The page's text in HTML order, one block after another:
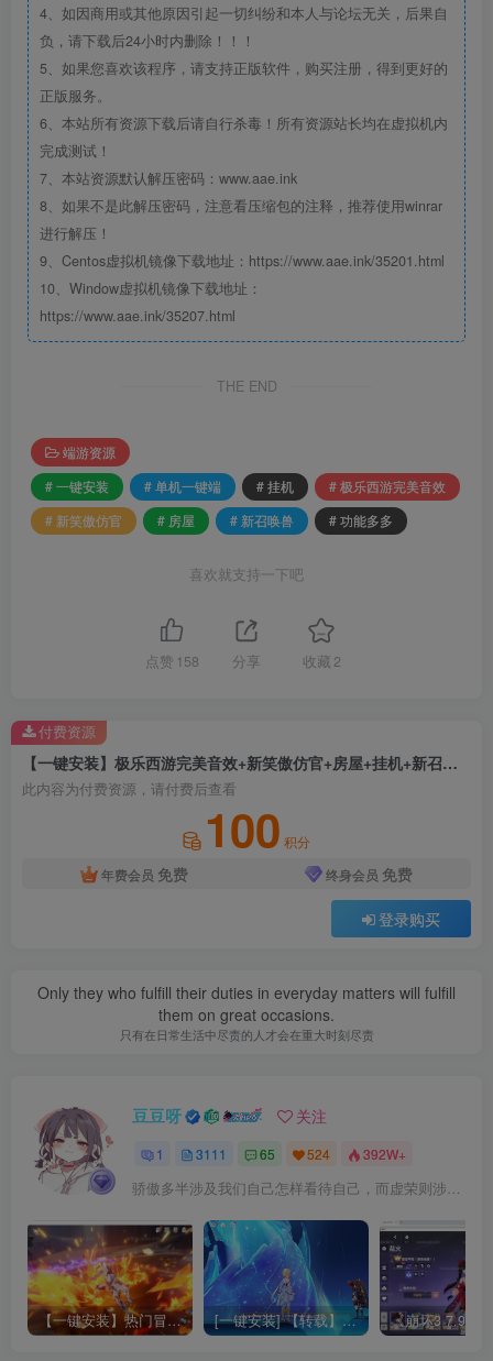
4、如因商用或其他原因引起一切纠纷和本人与论坛无关，后果自
负，请下载后24小时内删除！！！
5、如果您喜欢该程序，请支持正版软件，购买注册，得到更好的
正版服务。
6、本站所有资源下载后请自行杀毒！所有资源站长均在虚拟机内
完成测试！
7、本站资源默认解压密码：www.aae.ink
8、如果不是此解压密码，注意看压缩包的注释，推荐使用winrar
进行解压！
9、Centos虚拟机镜像下载地址：https://www.aae.ink/35201.html
10、Window虚拟机镜像下载地址：
https://www.aae.ink/35207.html
THE END
端游资源
# 一键安装
# 单机一键端 # 挂机
# 极乐西游完美音效
# 新笑傲仿官
# 房屋 # 新召唤兽 # 功能多多
喜欢就支持一下吧
点赞 158 分享 收藏 2
【一键安装】极乐西游完美音效+新笑傲仿官+房屋+挂机+新召唤兽+功能多多+单机一键端
此内容为付费资源，请付费后查看
100 积分
年费会员 免费 终身会员 免费
登录购买
付费资源
Only they who fulfill their duties in everyday matters will fulfill
them on great occasions.
只有在日常生活中尽责的人才会在重大时刻尽责
豆豆呀 关注
1 3111 65 524 392W+
骄傲多半涉及我们自己怎样看待自己，而虚荣则涉及我们想别人怎样看我们
【一键安装】热门冒险策略类游戏崩坏：星穹铁道全新2.3版本一键端+一键代理+一键启动+免虚拟机 [一键安装] 【转载】原神3.4真端服务端+源码+配套客户端+详尽说明+GM工具+源码说明文件